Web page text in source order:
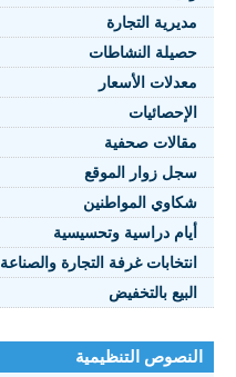
النصوص 2021
FRANÇAIS
مديرية التجارة
حصيلة النشاطات
معدلات الأسعار
الإحصائيات
مقالات صحفية
سجل زوار الموقع
شكاوي المواطنين
أيام دراسية وتحسيسية
انتخابات غرفة التجارة والصناعة
البيع بالتخفيض
النصوص التنظيمية